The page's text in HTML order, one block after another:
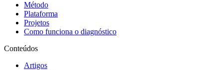
Método
Plataforma
Projetos
Como funciona o diagnóstico
Conteúdos
Artigos